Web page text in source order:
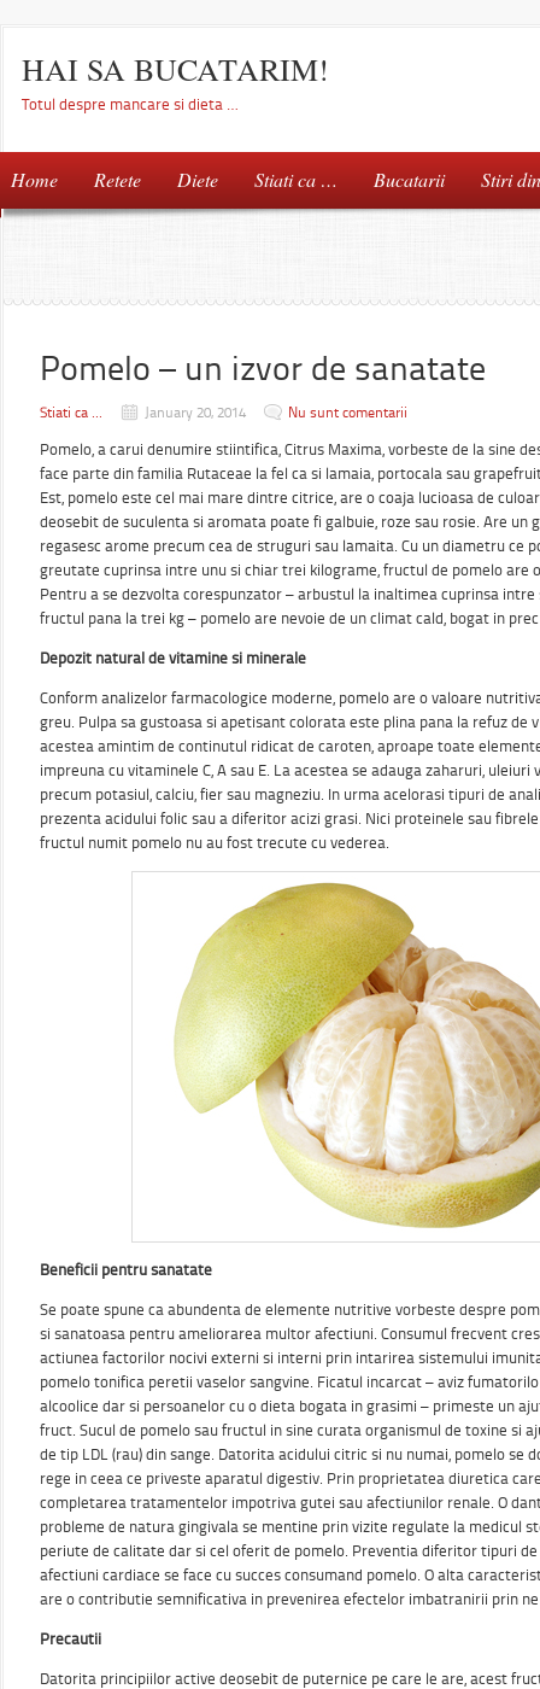
HAI SA BUCATARIM!
Totul despre mancare si dieta …
Home Retete Diete Stiati ca … Bucatarii Stiri
Pomelo – un izvor de sanatate
Stiati ca ... January 20, 2014 Nu sunt comentarii
Pomelo, a carui denumire stiintifica, Citrus Maxima, vorbeste de la sine
face parte din familia Rutaceae la fel ca si lamaia, portocala sau
Est, pomelo este cel mai mare dintre citrice, are o coaja lucioasa de
deosebit de suculenta si aromata poate fi galbuie, roze sau rosie. Are un
regasesc arome precum cea de struguri sau lamaita. Cu un diametru ce
greutate cuprinsa intre unu si chiar trei kilograme, fructul de pomelo are
Pentru a se dezvolta corespunzator – arbustul la inaltimea cuprinsa
fructul pana la trei kg – pomelo are nevoie de un climat cald, bogat in
Depozit natural de vitamine si minerale
Conform analizelor farmacologice moderne, pomelo are o valoare
greu. Pulpa sa gustoasa si apetisant colorata este plina pana la refuz de
acestea amintim de continutul ridicat de caroten, aproape toate
impreuna cu vitaminele C, A sau E. La acestea se adauga zaharuri,
precum potasiul, calciu, fier sau magneziu. In urma acelorasi tipuri de
prezenta acidului folic sau a diferitor acizi grasi. Nici proteinele sau
fructul numit pomelo nu au fost trecute cu vederea.
Beneficii pentru sanatate
Se poate spune ca abundenta de elemente nutritive vorbeste despre
si sanatoasa pentru ameliorarea multor afectiuni. Consumul frecvent
actiunea factorilor nocivi externi si interni prin intarirea sistemului
pomelo tonifica peretii vaselor sangvine. Ficatul incarcat – aviz
alcoolice dar si persoanelor cu o dieta bogata in grasimi – primeste un
fruct. Sucul de pomelo sau fructul in sine curata organismul de toxine si
de tip LDL (rau) din sange. Datorita acidului citric si nu numai, pomelo se
rege in ceea ce priveste aparatul digestiv. Prin proprietatea diuretica
completarea tratamentelor impotriva gutei sau afectiunilor renale. O
probleme de natura gingivala se mentine prin vizite regulate la medicul
periute de calitate dar si cel oferit de pomelo. Preventia diferitor tipuri
afectiuni cardiace se face cu succes consumand pomelo. O alta
are o contributie semnificativa in prevenirea efectelor imbatranirii prin
Precautii
Datorita principiilor active deosebit de puternice pe care le are, acest